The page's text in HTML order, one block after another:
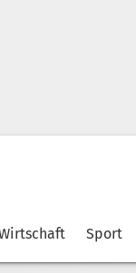
Sport